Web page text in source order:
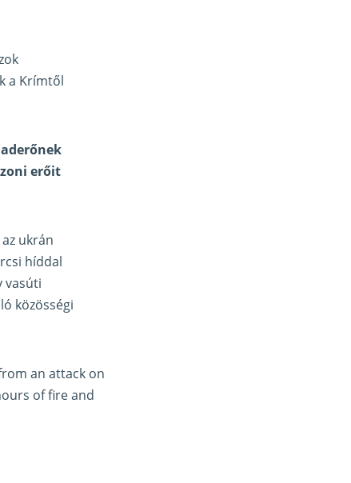
a Krímtől
erőit
ukrán
híddal
vasúti
közösségi
an attack on
of fire and